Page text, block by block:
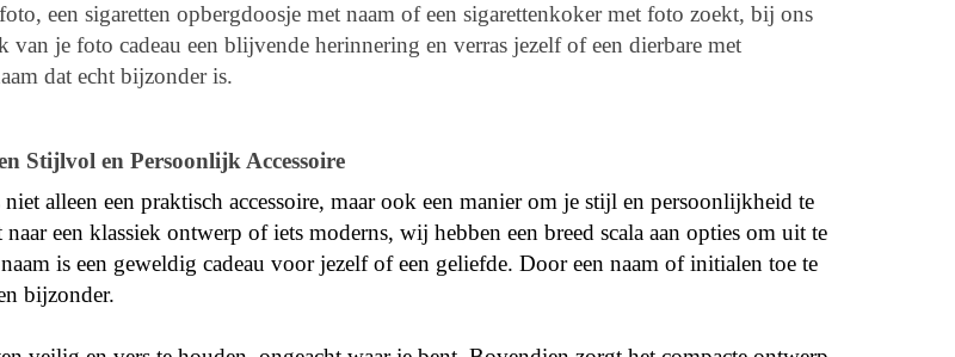
een sigaretten opbergdoosje met naam of een sigarettenkoker met foto zoekt, bij ons
van je foto cadeau een blijvende herinnering en verras jezelf of een dierbare met
dat echt bijzonder is.
Stijlvol en Persoonlijk Accessoire
alleen een praktisch accessoire, maar ook een manier om je stijl en persoonlijkheid te
een klassiek ontwerp of iets moderns, wij hebben een breed scala aan opties om uit te
is een geweldig cadeau voor jezelf of een geliefde. Door een naam of initialen toe te
bijzonder.